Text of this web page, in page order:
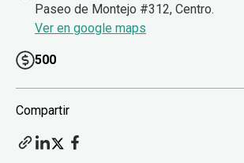
Paseo de Montejo #312, Centro.
Ver en google maps
500
Compartir